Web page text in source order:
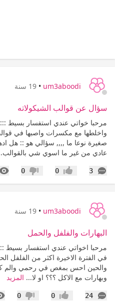
um3aboodi
• 19 سنة
سؤال عن قوالب الشيكولاته
مرحبا خواتي عندي استفسار بسيط
واخلطها مع مكسرات واصبها في
صغيرة نوعا ما ,,,, سؤالي هو :: هل
عادي من غير ما اسوي شي
3
التعليقات إعجاب0 عدم إعجاب
0
um3aboodi
• 19 سنة
البهارات والفلفل والحمل
مرحبا اخواتي عندي استفسار بسيط
في الفترة الاخيرة اكثر من الفلفل
والحين احس بمغص في رحمي والم
وبهارات مع الاكل ؟؟؟ او لا... المزيد
24
التعليقات إعجاب0 عدم إعجاب
0